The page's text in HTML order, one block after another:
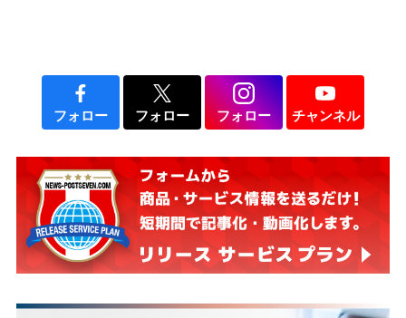
フォロー フォロー フォロー チャンネル